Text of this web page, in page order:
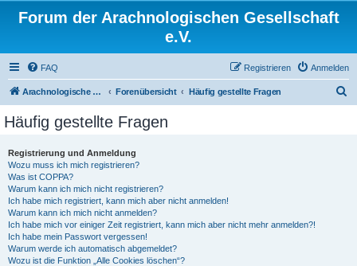
Forum der Arachnologischen Gesellschaft
e.V.
FAQ Anmelden
Registrieren
Arachnologische Gesellschaft e. V. Forenübersicht Häufig gestellte Fragen
Häufig gestellte Fragen
Registrierung und Anmeldung
Wozu muss ich mich registrieren?
Was ist COPPA?
Warum kann ich mich nicht registrieren?
Ich habe mich registriert, kann mich aber nicht anmelden!
Warum kann ich mich nicht anmelden?
Ich habe mich vor einiger Zeit registriert, kann mich aber nicht mehr anmelden?!
Ich habe mein Passwort vergessen!
Warum werde ich automatisch abgemeldet?
Wozu ist die Funktion „Alle Cookies löschen“?